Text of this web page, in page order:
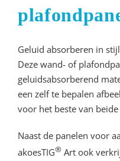
Geluid absorberen in
Deze wand- of
geluidsabsorberend
een zelf te bepalen
voor het beste van
Naast de panelen voor
akoesTIG® Art ook